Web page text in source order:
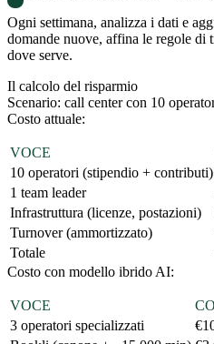
Ogni settimana, analizza i dati e
domande nuove, affina le regole di
dove serve.
Il calcolo del risparmio
Scenario: call center con 10
Costo attuale:
VOCE
10 operatori (stipendio + contributi)
1 team leader
Infrastruttura (licenze, postazioni)
Turnover (ammortizzato)
Totale
Costo con modello ibrido AI:
VOCE
3 operatori specializzati